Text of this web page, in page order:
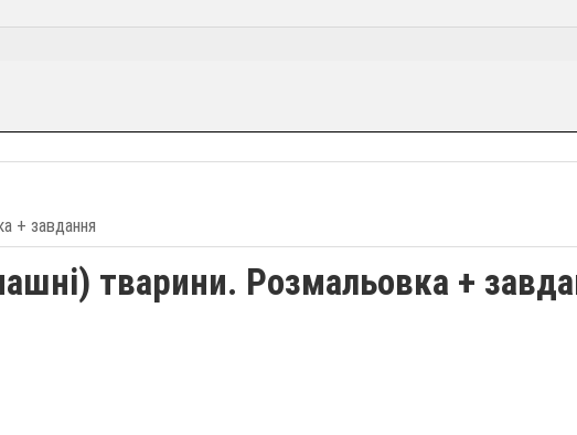
+ завдання
тварини. Розмальовка +